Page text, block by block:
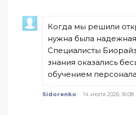
Когда мы решили
нужна была
Специалисты
знания оказались
обучением
Sidorenko 14 июля 2026, 16:08